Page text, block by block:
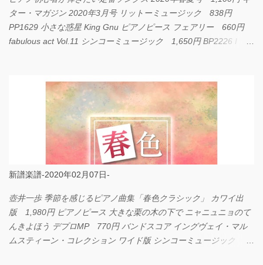
ター・マガジン 2020年3月号 リットーミュージック 838円
PP1629 小さな惑星 King Gnu ピアノピース フェアリー 660円
fabulous act Vol.11 シンコーミュージック 1,650円 BP2226 I
新譜楽譜-2020年02月07日-
壺井一歩 季節を感じるピアノ曲集「春色クラシック」 カワイ出
版 1,980円 ピアノピース 大きな栗の木の下で ニャニュニョのて
んきよほう デプロMP 770円 バンドスコア イングヴェイ・マル
ムスティーン・コレクション ワイド版 シンコーミュージック